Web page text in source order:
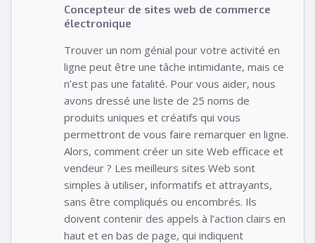
Concepteur de sites web de commerce
électronique
Trouver un nom génial pour votre activité en
ligne peut être une tâche intimidante, mais ce
n’est pas une fatalité. Pour vous aider, nous
avons dressé une liste de 25 noms de
produits uniques et créatifs qui vous
permettront de vous faire remarquer en ligne.
Alors, comment créer un site Web efficace et
vendeur ? Les meilleurs sites Web sont
simples à utiliser, informatifs et attrayants,
sans être compliqués ou encombrés. Ils
doivent contenir des appels à l’action clairs en
haut et en bas de page, qui indiquent